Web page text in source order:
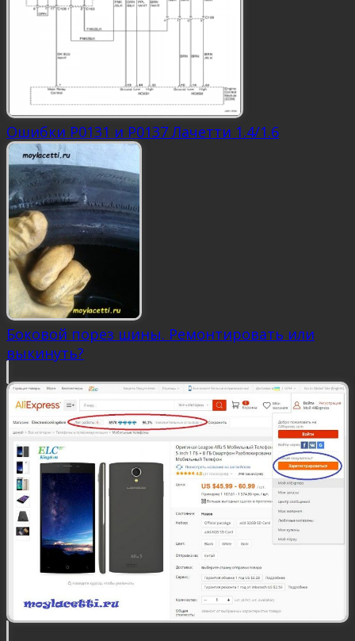
Ошибки P0131 и P0137 Лачетти 1.4/1.6
Боковой порез шины. Ремонтировать или
выкинуть?